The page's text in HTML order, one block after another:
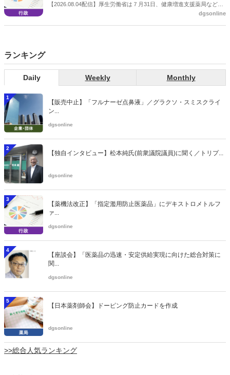
【2026.08.04配信】厚生労働省は７月31日、健康増進支援薬局などに
関する省令案を示し、パブコメを開始した。受診勧奨を行った後に、
dgsonline
ランキング
Daily Weekly Monthly
1
【販売中止】「フルナーゼ点鼻液」／グラクソ・スミスクライ
ン...
dgsonline
2
【独自インタビュー】松本純氏(前衆議院議員)に聞く／トリプ...
dgsonline
3
【薬機法改正】「指定濫用防止医薬品」にデキストロメトルフ
ァ...
dgsonline
4
【座談会】「医薬品の迅速・安定供給実現に向けた総合対策に
関...
dgsonline
5
【日本薬剤師会】ドーピング防止カードを作成
dgsonline
>>総合人気ランキング